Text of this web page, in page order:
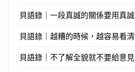
貝語錄｜一段真誠的關係要用真
貝語錄｜越糟的時候，越容易看
貝語錄｜不了解全貌就不要給意見